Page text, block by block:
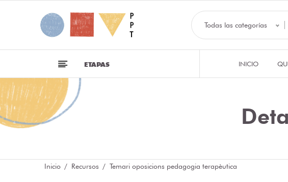
Todas las categorías
ETAPAS INICIO
Inicio Recursos Temari oposicions pedagogia terapèutica